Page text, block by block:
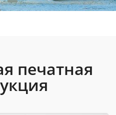
печатная